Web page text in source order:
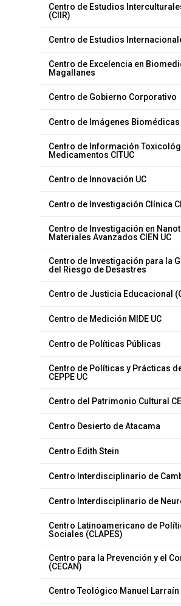
Centro de Estudios
(CIIR)
Centro de Estudios
Centro de Excelencia en
Magallanes
Centro de Gobierno Corporativo
Centro de Imágenes Biomédicas
Centro de Información
Medicamentos CITUC
Centro de Innovación UC
Centro de Investigación Clínica
Centro de Investigación en
Materiales Avanzados CIEN UC
Centro de Investigación para la
del Riesgo de Desastres
Centro de Justicia Educacional
Centro de Medición MIDE UC
Centro de Políticas Públicas
Centro de Políticas y Prácticas
CEPPE UC
Centro del Patrimonio Cultural
Centro Desierto de Atacama
Centro Edith Stein
Centro Interdisciplinario de
Centro Interdisciplinario de
Centro Latinoamericano de
Sociales (CLAPES)
Centro para la Prevención y el
(CECAN)
Centro Teológico Manuel Larraín